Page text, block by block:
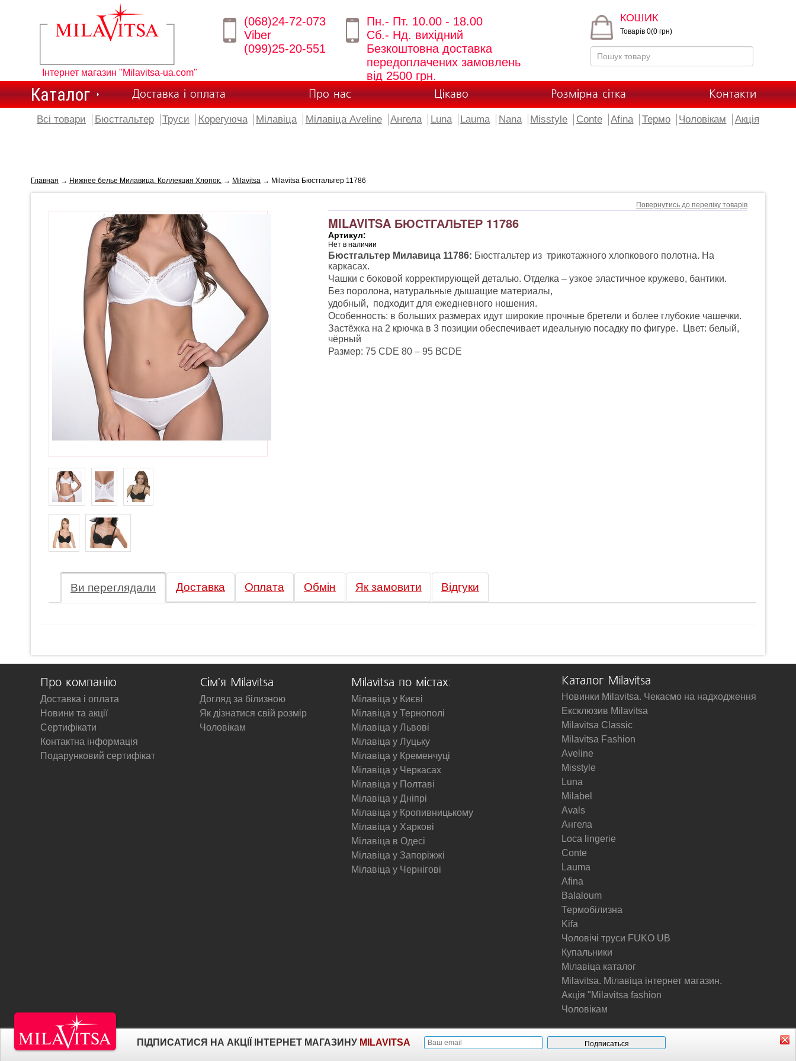
Інтернет магазин "Milavitsa-ua.com"
(068)24-72-073
Viber
(099)25-20-551
Пн.- Пт. 10.00 - 18.00
Сб.- Нд. вихідний
Безкоштовна доставка
передоплачених замовлень
від 2500 грн.
КОШИК
Товарів 0(0 грн)
Каталог Доставка і оплата Про нас Цікаво Розмірна сітка Контакти
Всі товари Бюстгальтер Труси Корегуюча Мілавіца Мілавіца Aveline Ангела Luna Lauma Nana Misstyle Conte Afina Термо Чоловікам Акція
Главная → Нижнее белье Милавица. Коллекция Хлопок. → Milavitsa → Milavitsa Бюстгальтер 11786
Повернутись до переліку товарів
MILAVITSA БЮСТГАЛЬТЕР 11786
Артикул:
Нет в наличии
Бюстгальтер Милавица 11786: Бюстгальтер из трикотажного хлопкового полотна. На
каркасах.
Чашки с боковой корректирующей деталью. Отделка – узкое эластичное кружево, бантики.
Без поролона, натуральные дышащие материалы,
удобный, подходит для ежедневного ношения.
Особенность: в больших размерах идут широкие прочные бретели и более глубокие чашечки.
Застёжка на 2 крючка в 3 позиции обеспечивает идеальную посадку по фигуре. Цвет: белый,
чёрный
Размер: 75 СDЕ 80 – 95 ВСDЕ
Ви переглядали Доставка Оплата Обмін Як замовити Відгуки
Про компанію
Доставка і оплата
Новини та акції
Сертифікати
Контактна інформація
Подарунковий сертифікат
Сім'я Milavitsa
Догляд за білизною
Як дізнатися свій розмір
Чоловікам
Milavitsa по містах:
Мілавіца у Києві
Мілавіца у Тернополі
Мілавіца у Львові
Мілавіца у Луцьку
Мілавіца у Кременчуці
Мілавіца у Черкасах
Мілавіца у Полтаві
Мілавіца у Дніпрі
Мілавіца у Кропивницькому
Мілавіца у Харкові
Мілавіца в Одесі
Мілавіца у Запоріжжі
Мілавіца у Чернігові
Каталог Milavitsa
Новинки Milavitsa. Чекаємо на надходження
Ексклюзив Milavitsa
Milavitsa Classic
Milavitsa Fashion
Aveline
Misstyle
Luna
Milabel
Avals
Ангела
Loca lingerie
Conte
Lauma
Afina
Balaloum
Термобілизна
Kifa
Чоловічі труси FUKO UB
Купальники
Мілавіца каталог
Milavitsa. Мілавіца інтернет магазин.
Акція "Milavitsa fashion
Чоловікам
ПІДПИСАТИСЯ НА АКЦІЇ ІНТЕРНЕТ МАГАЗИНУ MILAVITSA
© Milavitsa.